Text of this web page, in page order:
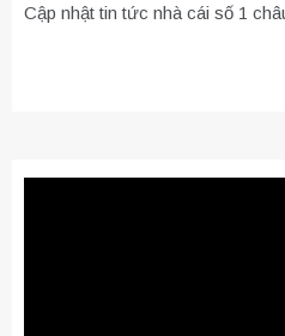
Cập nhật tin tức nhà cái số 1